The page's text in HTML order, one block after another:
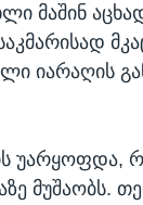
მაშინ
იარაღის
უარყოფდა,
მუშაობს.